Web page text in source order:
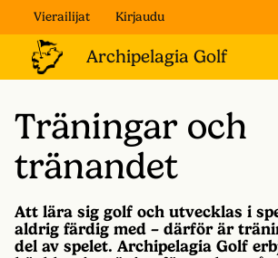
Vierailijat Kirjaudu
Träningar och
tränandet
Att lära sig golf och utvecklas i
aldrig färdig med – därför är
del av spelet. Archipelagia Golf